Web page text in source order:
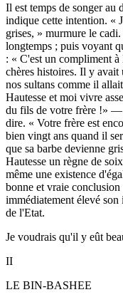
Il est temps de songer au
indique cette intention. «
grises, » murmure le
longtemps ; puis voyant
: « C'est un compliment
chères histoires. Il y
nos sultans comme il
Hautesse et moi vivre
du fils de votre frère !» —
dire. « Votre frère est
bien vingt ans quand il
que sa barbe devienne
Hautesse un règne de
même une existence
bonne et vraie
immédiatement élevé
de l'Etat.
Je voudrais qu'il y eût
II
LE BIN-BASHEE